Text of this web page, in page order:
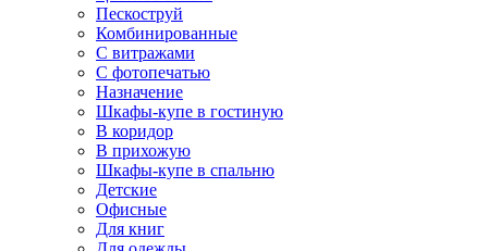
Пескоструй
Комбинированные
С витражами
С фотопечатью
Назначение
Шкафы-купе в гостиную
В коридор
В прихожую
Шкафы-купе в спальню
Детские
Офисные
Для книг